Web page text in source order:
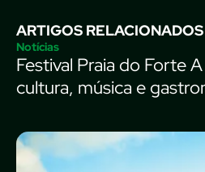
ARTIGOS RELACIONADOS
Notícias
Festival Praia do Forte
cultura, música e